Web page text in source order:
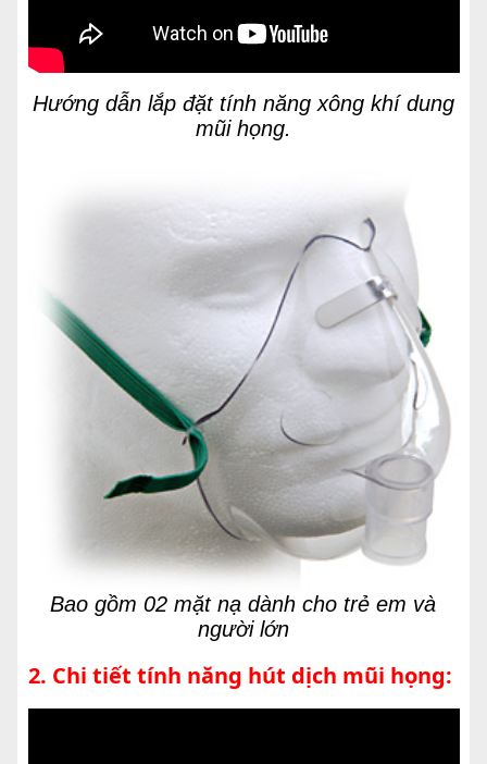
Hướng dẫn lắp đặt tính năng xông khí dung
mũi họng.
Bao gồm 02 mặt nạ dành cho trẻ em và
người lớn
2. Chi tiết tính năng hút dịch mũi họng: